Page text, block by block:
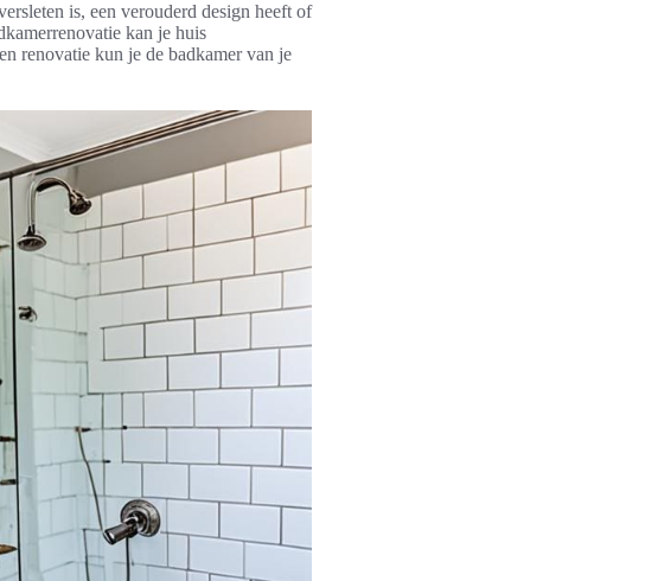
is, een verouderd design heeft of
kan je huis
renovatie kun je de badkamer van je